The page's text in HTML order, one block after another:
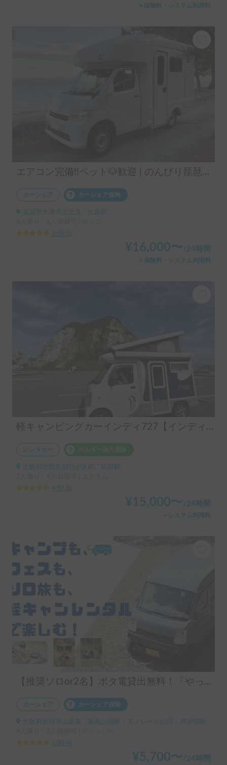
＋保険料・システム利用料
エアコン完備!!ペット🐶歓迎 | のんびり琵琶湖一周旅におすすめ！AtoZ アレンH
カーシェア カーシェア保険
滋賀県大津市北比良, ' 比良駅
5.00
5
¥ 16,000〜/24時間
＋保険料・システム利用料
軽キャンピングカーインディ727【インディチャンプ号】
レンタカー
大阪府吹田市朝日が丘町, ' 吹田駅
4.50
6
¥ 15,000〜 /24時間
＋システム利用料
【推奨ソロor2名】ポタ電貸出無料！「やってみたかったを叶えよう！」ソロキャンプや日帰り利用大歓迎！オプション多数！プチキャンプや映えスポットへgo♪（平日休日問わず料金一律）
カーシェア カーシェア保険
大阪府吹田市山田東, ' 阪急山田駅・モノレール山田・JR岸部駅
5.00
4
¥5,700〜 /24時間